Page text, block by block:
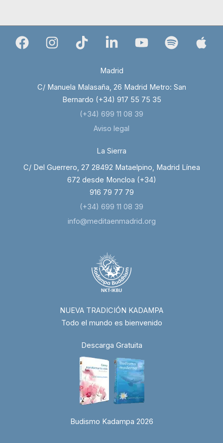
Madrid
C/ Manuela Malasaña, 26 Madrid Metro: San
Bernardo (+34) 917 55 75 35
(+34) 699 11 08 39
Aviso legal
La Sierra
C/ Del Guerrero, 27 28492 Mataelpino, Madrid Línea
672 desde Moncloa (+34)
916 79 77 79
(+34) 699 11 08 39
info@meditaenmadrid.org
NUEVA TRADICIÓN KADAMPA
Todo el mundo es bienvenido
Descarga Gratuita
Budismo Kadampa 2026